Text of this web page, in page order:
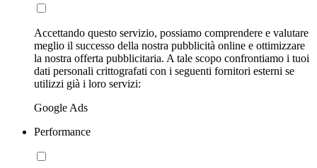
Accettando questo servizio, possiamo comprendere e valutare
meglio il successo della nostra pubblicità online e ottimizzare
la nostra offerta pubblicitaria. A tale scopo confrontiamo i tuoi
dati personali crittografati con i seguenti fornitori esterni se
utilizzi già i loro servizi:
Google Ads
Performance